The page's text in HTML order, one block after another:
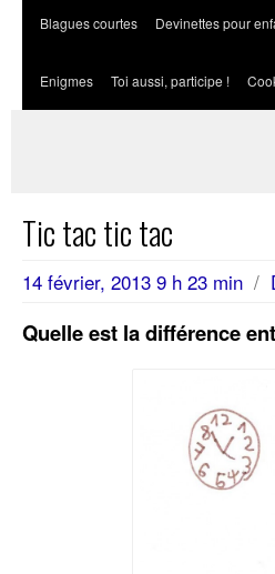
Blagues courtes Devinettes pour
Enigmes Toi aussi, participe !
Tic tac tic tac
14 février, 2013 9 h 23 min /
Quelle est la différence